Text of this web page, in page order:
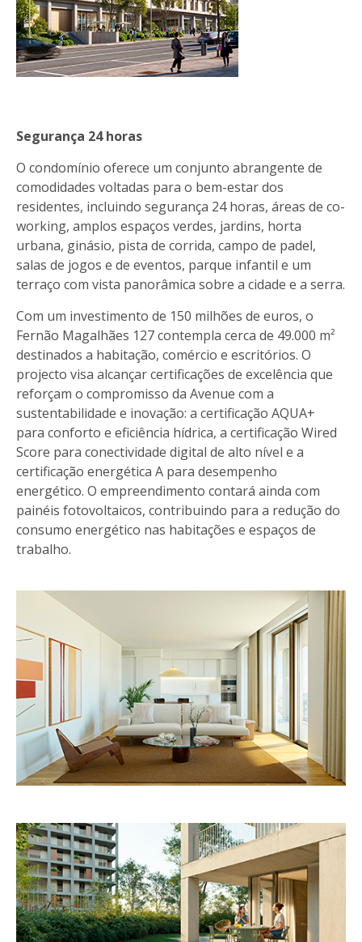
Segurança 24 horas
O condomínio oferece um conjunto abrangente de
comodidades voltadas para o bem-estar dos
residentes, incluindo segurança 24 horas, áreas de co-
working, amplos espaços verdes, jardins, horta
urbana, ginásio, pista de corrida, campo de padel,
salas de jogos e de eventos, parque infantil e um
terraço com vista panorâmica sobre a cidade e a serra.
Com um investimento de 150 milhões de euros, o
Fernão Magalhães 127 contempla cerca de 49.000 m²
destinados a habitação, comércio e escritórios. O
projecto visa alcançar certificações de excelência que
reforçam o compromisso da Avenue com a
sustentabilidade e inovação: a certificação AQUA+
para conforto e eficiência hídrica, a certificação Wired
Score para conectividade digital de alto nível e a
certificação energética A para desempenho
energético. O empreendimento contará ainda com
painéis fotovoltaicos, contribuindo para a redução do
consumo energético nas habitações e espaços de
trabalho.